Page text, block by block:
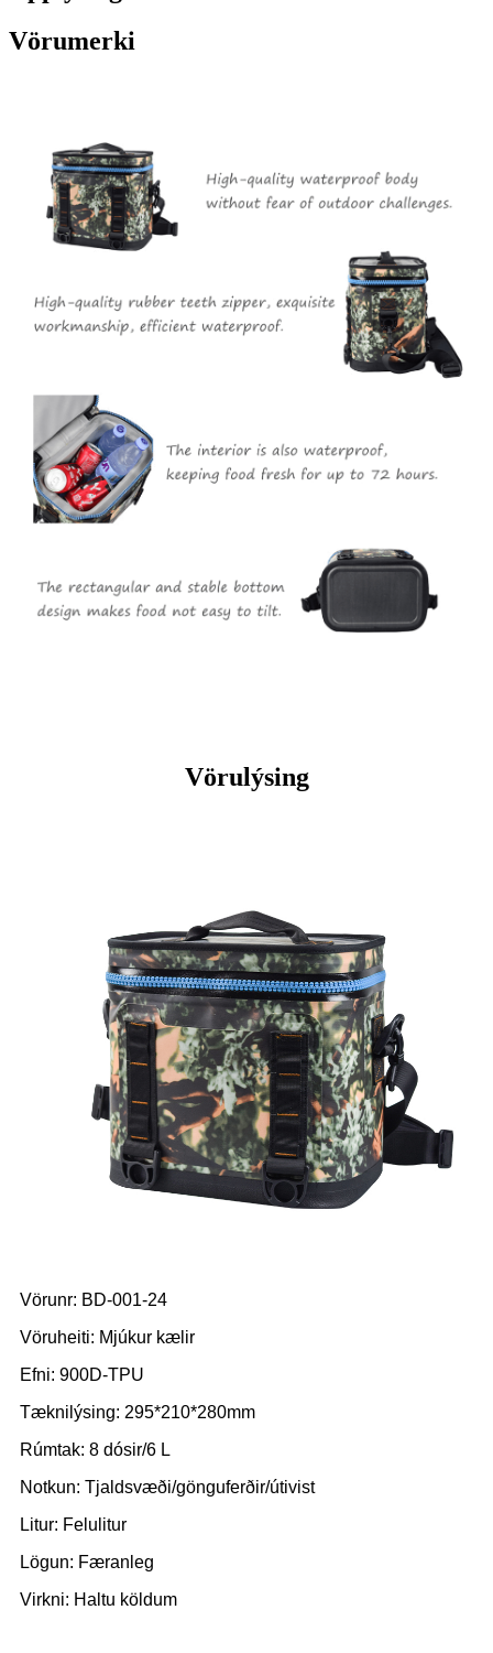
Vörumerki
Vörulýsing
Vörunr: BD-001-24
Vöruheiti: Mjúkur kælir
Efni: 900D-TPU
Tæknilýsing: 295*210*280mm
Rúmtak: 8 dósir/6 L
Notkun: Tjaldsvæði/gönguferðir/útivist
Litur: Felulitur
Lögun: Færanleg
Virkni: Haltu köldum